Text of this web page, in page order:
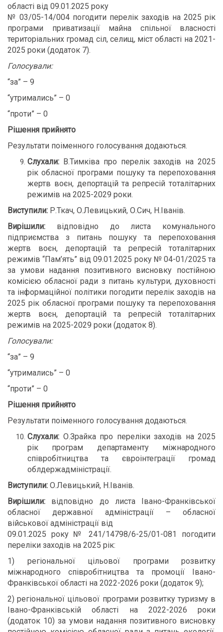
області від 09.01.2025 року
№ 03/05-14/004 погодити перелік заходів на 2025 рік
програми приватизації майна спільної власності
територіальних громад сіл, селищ, міст області на 2021-
2025 роки (додаток 7).
Голосували:
“за” – 9
“утримались” – 0
“проти” – 0
Рішення прийнято
Результати поіменного голосування додаються.
Слухали: В.Тимківа про перелік заходів на 2025
рік обласної програми пошуку та перепоховання
жертв воєн, депортацій та репресій тоталітарних
режимів на 2025-2029 роки.
Виступили: Р.Ткач, О.Левицький, О.Сич, Н.Іванів.
Вирішили: відповідно до листа комунального
підприємства з питань пошуку та перепоховання
жертв воєн, депортацій та репресій тоталітарних
режимів “Пам’ять” від 09.01.2025 року № 04-01/2025 та
за умови надання позитивного висновку постійною
комісією обласної ради з питань культури, духовності
та інформаційної політики погодити перелік заходів на
2025 рік обласної програми пошуку та перепоховання
жертв воєн, депортацій та репресій тоталітарних
режимів на 2025-2029 роки (додаток 8).
Голосували:
“за” – 9
“утримались” – 0
“проти” – 0
Рішення прийнято
Результати поіменного голосування додаються.
Слухали: О.Зрайка про переліки заходів на 2025
рік програм департаменту міжнародного
співробітництва та євроінтеграції громад
облдержадміністрації.
Виступили: О.Левицький, Н.Іванів.
Вирішили: відповідно до листа Івано-Франківської
обласної державної адміністрації – обласної
військової адміністрації від
09.01.2025 року № 241/14798/6-25/01-081 погодити
переліки заходів на 2025 рік:
1) регіональної цільової програми розвитку
міжнародного співробітництва та промоції Івано-
Франківської області на 2022-2026 роки (додаток 9);
2) регіональної цільової програми розвитку туризму в
Івано-Франківській області на 2022-2026 роки
(додаток 10) за умови надання позитивного висновку